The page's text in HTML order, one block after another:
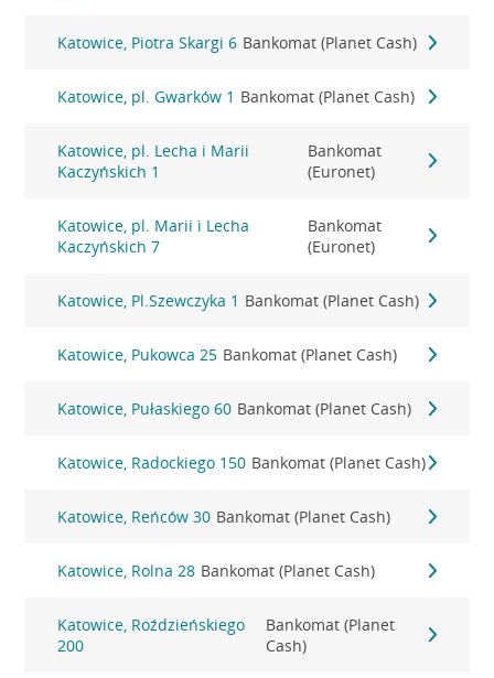
Katowice, Piotra Skargi 6 Bankomat (Planet Cash)
Katowice, pl. Gwarków 1 Bankomat (Planet Cash)
Katowice, pl. Lecha i Marii
Kaczyńskich 1
Bankomat
(Euronet)
Katowice, pl. Marii i Lecha
Kaczyńskich 7
Bankomat
(Euronet)
Katowice, Pl.Szewczyka 1 Bankomat (Planet Cash)
Katowice, Pukowca 25 Bankomat (Planet Cash)
Katowice, Pułaskiego 60 Bankomat (Planet Cash)
Katowice, Radockiego 150 Bankomat (Planet Cash)
Katowice, Reńców 30 Bankomat (Planet Cash)
Katowice, Rolna 28 Bankomat (Planet Cash)
Katowice, Roździeńskiego
200
Bankomat (Planet
Cash)